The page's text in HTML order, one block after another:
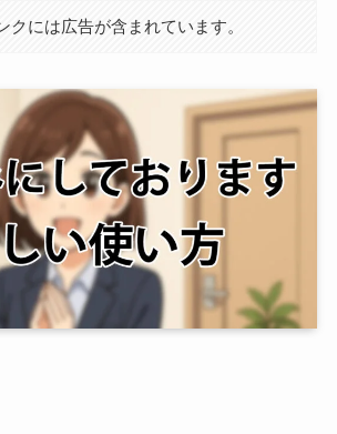
クには広告が含まれています。